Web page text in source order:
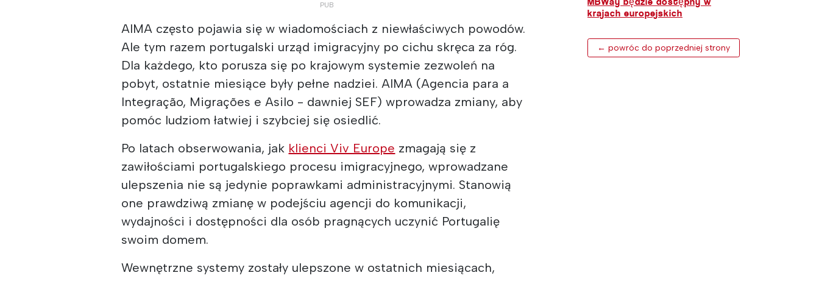
AIMA często pojawia się w wiadomościach z niewłaściwych powodów.
Ale tym razem portugalski urząd imigracyjny po cichu skręca za róg.
Dla każdego, kto porusza się po krajowym systemie zezwoleń na
pobyt, ostatnie miesiące były pełne nadziei. AIMA (Agencia para a
Integração, Migrações e Asilo - dawniej SEF) wprowadza zmiany, aby
pomóc ludziom łatwiej i szybciej się osiedlić.
Po latach obserwowania, jak klienci Viv Europe zmagają się z
zawiłościami portugalskiego procesu imigracyjnego, wprowadzane
ulepszenia nie są jedynie poprawkami administracyjnymi. Stanowią
one prawdziwą zmianę w podejściu agencji do komunikacji,
wydajności i dostępności dla osób pragnących uczynić Portugalię
swoim domem.
Wewnętrzne systemy zostały ulepszone w ostatnich miesiącach,
krajach europejskich
← powróc do poprzedniej strony